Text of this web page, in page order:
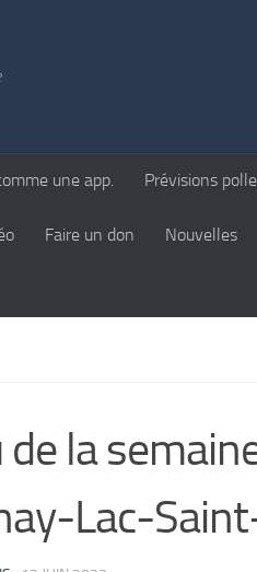
une app. Prévisions
Faire un don Nouvelles
de la
Lac-